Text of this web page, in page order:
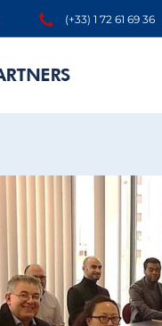
(+33) 1 72 61 69 36